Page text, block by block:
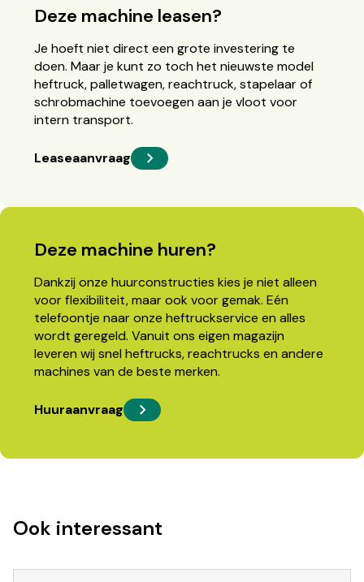
Deze machine leasen?
Je hoeft niet direct een grote investering te
doen. Maar je kunt zo toch het nieuwste model
heftruck, palletwagen, reachtruck, stapelaar of
schrobmachine toevoegen aan je vloot voor
intern transport.
Leaseaanvraag
Deze machine huren?
Dankzij onze huurconstructies kies je niet alleen
voor flexibiliteit, maar ook voor gemak. Eén
telefoontje naar onze heftruckservice en alles
wordt geregeld. Vanuit ons eigen magazijn
leveren wij snel heftrucks, reachtrucks en andere
machines van de beste merken.
Huuraanvraag
Ook interessant